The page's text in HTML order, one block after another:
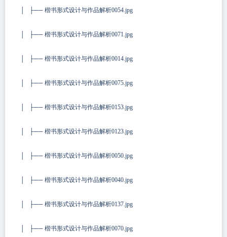
│ ├── 楷书形式设计与作品解析0054.jpg
│ ├── 楷书形式设计与作品解析0071.jpg
│ ├── 楷书形式设计与作品解析0014.jpg
│ ├── 楷书形式设计与作品解析0075.jpg
│ ├── 楷书形式设计与作品解析0153.jpg
│ ├── 楷书形式设计与作品解析0123.jpg
│ ├── 楷书形式设计与作品解析0050.jpg
│ ├── 楷书形式设计与作品解析0040.jpg
│ ├── 楷书形式设计与作品解析0137.jpg
│ ├── 楷书形式设计与作品解析0070.jpg